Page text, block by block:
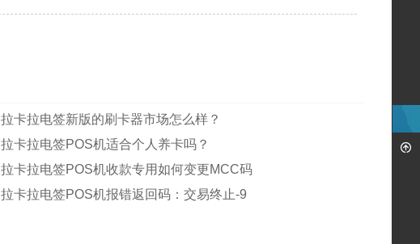
拉卡拉电签新版的刷卡器市场怎么样？
拉卡拉电签POS机适合个人养卡吗？
拉卡拉电签POS机收款专用如何变更MCC码
拉卡拉电签POS机报错返回码：交易终止-9